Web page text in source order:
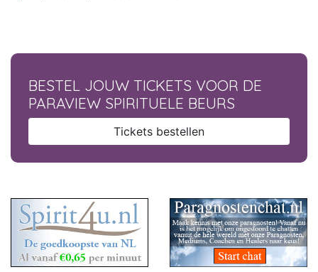
BESTEL JOUW TICKETS VOOR DE
PARAVIEW SPIRITUELE BEURS
Tickets bestellen